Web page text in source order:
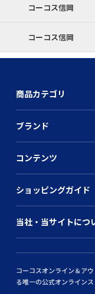
コーコス信岡
コーコス信岡
商品カテゴリ
ブランド
コンテンツ
ショッピングガイド
当社・当サイトにつ
コーコスオンライン＆ア
る唯一の公式オンラインス